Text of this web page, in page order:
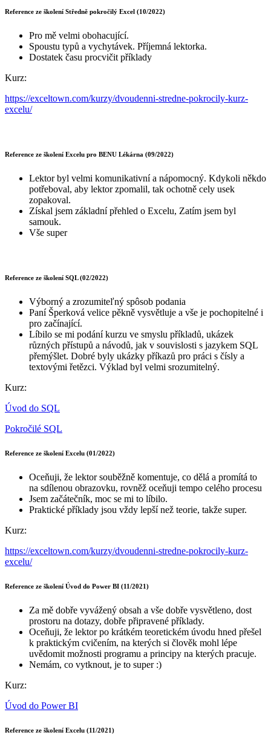
Reference ze školení Středně pokročilý Excel (10/2022)
Pro mě velmi obohacující.
Spoustu typů a vychytávek. Příjemná lektorka.
Dostatek času procvičit příklady
Kurz:
https://exceltown.com/kurzy/dvoudenni-stredne-pokrocily-kurz-
excelu/
Reference ze školení Excelu pro BENU Lékárna (09/2022)
Lektor byl velmi komunikativní a nápomocný. Kdykoli někdo
potřeboval, aby lektor zpomalil, tak ochotně cely usek
zopakoval.
Získal jsem základní přehled o Excelu, Zatím jsem byl
samouk.
Vše super
Reference ze školení SQL (02/2022)
Výborný a zrozumiteľný spôsob podania
Paní Šperková velice pěkně vysvětluje a vše je pochopitelné i
pro začínající.
Líbilo se mi podání kurzu ve smyslu příkladů, ukázek
různých přístupů a návodů, jak v souvislosti s jazykem SQL
přemýšlet. Dobré byly ukázky příkazů pro práci s čísly a
textovými řetězci. Výklad byl velmi srozumitelný.
Kurz:
Úvod do SQL
Pokročilé SQL
Reference ze školení Excelu (01/2022)
Oceňuji, že lektor souběžně komentuje, co dělá a promítá to
na sdílenou obrazovku, rovněž oceňuji tempo celého procesu
Jsem začátečník, moc se mi to líbilo.
Praktické příklady jsou vždy lepší než teorie, takže super.
Kurz:
https://exceltown.com/kurzy/dvoudenni-stredne-pokrocily-kurz-
excelu/
Reference ze školení Úvod do Power BI (11/2021)
Za mě dobře vyvážený obsah a vše dobře vysvětleno, dost
prostoru na dotazy, dobře připravené příklady.
Oceňuji, že lektor po krátkém teoretickém úvodu hned přešel
k praktickým cvičením, na kterých si člověk mohl lépe
uvědomit možnosti programu a principy na kterých pracuje.
Nemám, co vytknout, je to super :)
Kurz:
Úvod do Power BI
Reference ze školení Excelu (11/2021)